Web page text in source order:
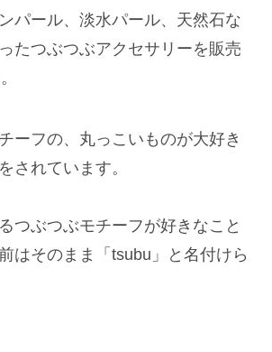
パール、淡水パール、天然石な
たつぶつぶアクセサリーを販売
ーフの、丸っこいものが大好き
されています。
つぶつぶモチーフが好きなこと
はそのまま「tsubu」と名付けら